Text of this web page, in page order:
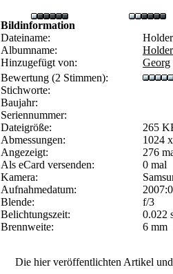
Bildinformation
Dateiname:
Albumname:
Hinzugefügt von:
Georg
Bewertung (2 Stimmen):
Stichworte:
Baujahr:
Seriennummer:
Dateigröße:
265
Abmessungen:
1024
Angezeigt:
276
Als eCard versenden:
0 mal
Kamera:
Aufnahmedatum:
Blende:
f/3
Belichtungszeit:
0.022
Brennweite:
6 mm
Die hier veröffentlichten Artikel